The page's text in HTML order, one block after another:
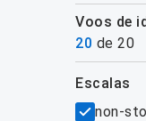
Voos de
20 de 20
filtros
escalas
non-